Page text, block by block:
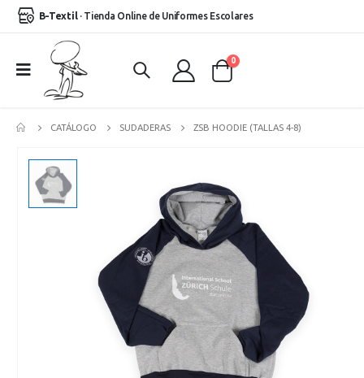
B-Textil· Tienda Online de Uniformes Escolares
0
CATÁLOGO SUDADERAS ZSB HOODIE (TALLAS 4-8)